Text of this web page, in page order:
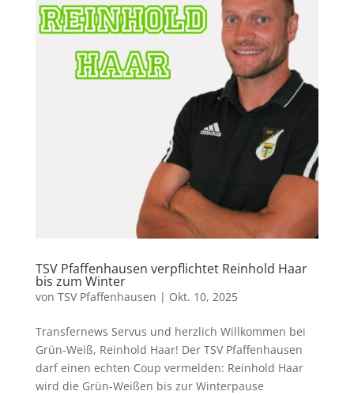
TSV Pfaffenhausen verpflichtet Reinhold Haar
bis zum Winter
von TSV Pfaffenhausen | Okt. 10, 2025
Transfernews Servus und herzlich Willkommen bei
Grün-Weiß, Reinhold Haar! Der TSV Pfaffenhausen
darf einen echten Coup vermelden: Reinhold Haar
wird die Grün-Weißen bis zur Winterpause